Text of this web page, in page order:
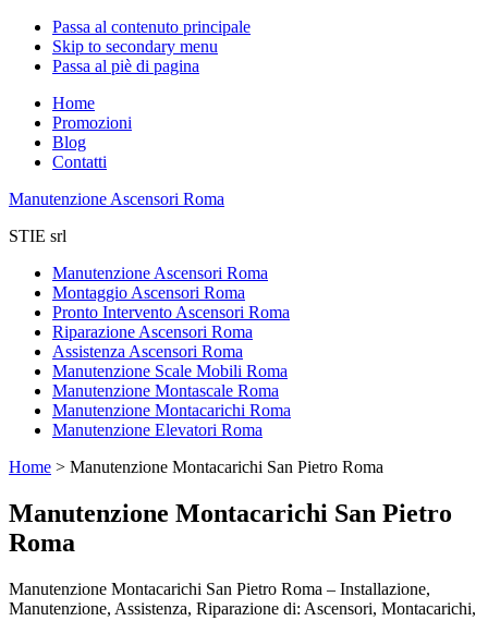
Passa al contenuto principale
Skip to secondary menu
Passa al piè di pagina
Home
Promozioni
Blog
Contatti
Manutenzione Ascensori Roma
STIE srl
Manutenzione Ascensori Roma
Montaggio Ascensori Roma
Pronto Intervento Ascensori Roma
Riparazione Ascensori Roma
Assistenza Ascensori Roma
Manutenzione Scale Mobili Roma
Manutenzione Montascale Roma
Manutenzione Montacarichi Roma
Manutenzione Elevatori Roma
Home > Manutenzione Montacarichi San Pietro Roma
Manutenzione Montacarichi San Pietro
Roma
Manutenzione Montacarichi San Pietro Roma – Installazione,
Manutenzione, Assistenza, Riparazione di: Ascensori, Montacarichi,